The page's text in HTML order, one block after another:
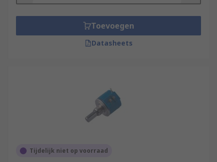
Toevoegen
Datasheets
Tijdelijk niet op voorraad